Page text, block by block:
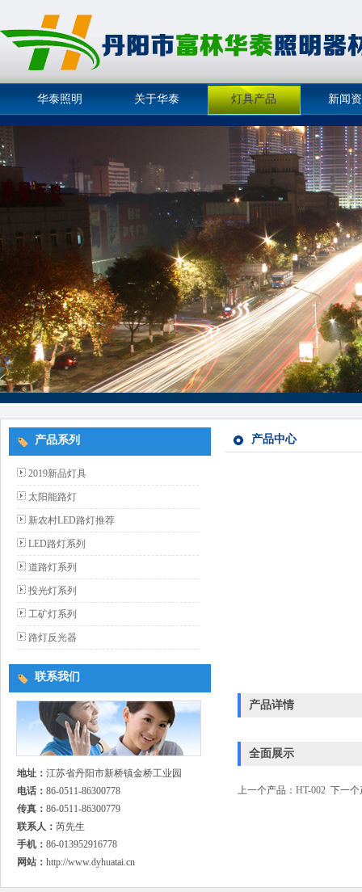
华泰照明 关于华泰 灯具产品 新闻
产品系列
2019新品灯具
太阳能路灯
新农村LED路灯推荐
LED路灯系列
道路灯系列
投光灯系列
工矿灯系列
路灯反光器
联系我们
地址： 江苏省丹阳市新桥镇金桥工业园
电话： 86-0511-86300778
传真： 86-0511-86300779
联系人： 芮先生
手机： 86-013952916778
网站： http://www.dyhuatai.cn
产品中心
产品详情
全面展示
上一个产品： HT-002 下一个